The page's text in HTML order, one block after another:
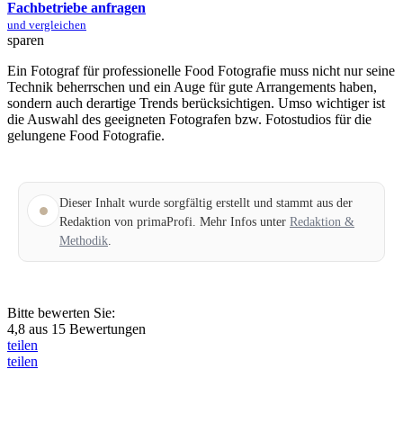
Fachbetriebe anfragen
und vergleichen
sparen
Ein Fotograf für professionelle Food Fotografie muss nicht nur seine
Technik beherrschen und ein Auge für gute Arrangements haben,
sondern auch derartige Trends berücksichtigen. Umso wichtiger ist
die Auswahl des geeigneten Fotografen bzw. Fotostudios für die
gelungene Food Fotografie.
Dieser Inhalt wurde sorgfältig erstellt und stammt aus der
Redaktion von primaProfi. Mehr Infos unter Redaktion &
Methodik.
Bitte bewerten Sie:
4,8 aus 15 Bewertungen
teilen
teilen